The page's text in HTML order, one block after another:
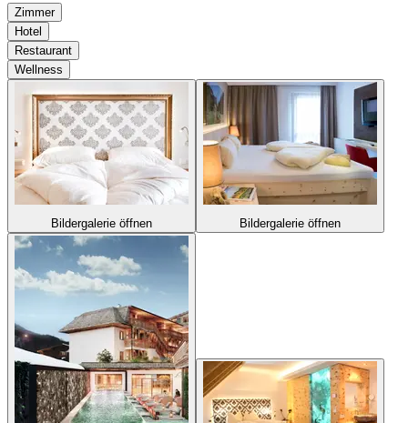
Zimmer
Hotel
Restaurant
Wellness
Bildergalerie öffnen Bildergalerie öffnen